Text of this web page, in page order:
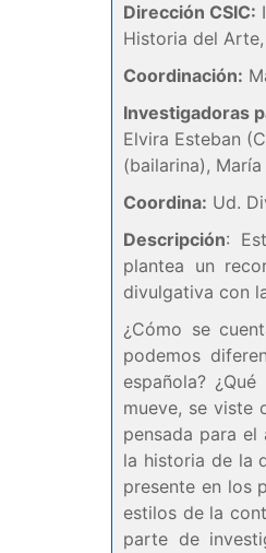
Dirección CSIC:
Historia del
Coordinación:
Investigadoras
Elvira Esteban
(bailarina),
Coordina: Ud.
Descripción:
plantea un
divulgativa con
¿Cómo se
podemos
española?
mueve, se viste
pensada para
la historia de la
presente en los
estilos de la
parte de